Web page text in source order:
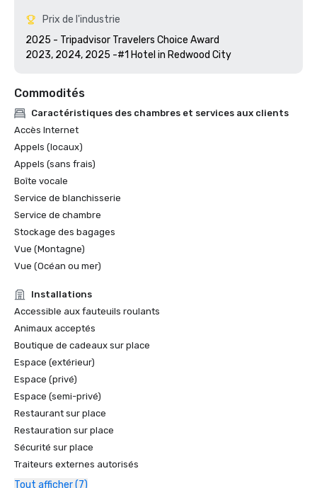
Prix de l'industrie
2025 - Tripadvisor Travelers Choice Award
2023, 2024, 2025 -#1 Hotel in Redwood City
Commodités
Caractéristiques des chambres et services aux clients
Accès Internet
Appels (locaux)
Appels (sans frais)
Boîte vocale
Service de blanchisserie
Service de chambre
Stockage des bagages
Vue (Montagne)
Vue (Océan ou mer)
Installations
Accessible aux fauteuils roulants
Animaux acceptés
Boutique de cadeaux sur place
Espace (extérieur)
Espace (privé)
Espace (semi-privé)
Restaurant sur place
Restauration sur place
Sécurité sur place
Traiteurs externes autorisés
Tout afficher (7)